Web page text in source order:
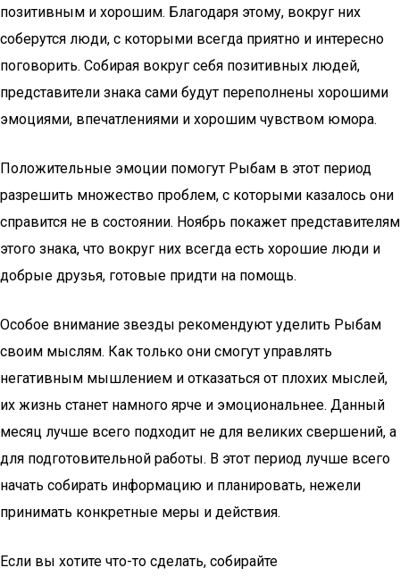
позитивным и хорошим. Благодаря этому, вокруг них
соберутся люди, с которыми всегда приятно и интересно
поговорить. Собирая вокруг себя позитивных людей,
представители знака сами будут переполнены хорошими
эмоциями, впечатлениями и хорошим чувством юмора.
Положительные эмоции помогут Рыбам в этот период
разрешить множество проблем, с которыми казалось они
справится не в состоянии. Ноябрь покажет представителям
этого знака, что вокруг них всегда есть хорошие люди и
добрые друзья, готовые придти на помощь.
Особое внимание звезды рекомендуют уделить Рыбам
своим мыслям. Как только они смогут управлять
негативным мышлением и отказаться от плохих мыслей,
их жизнь станет намного ярче и эмоциональнее. Данный
месяц лучше всего подходит не для великих свершений, а
для подготовительной работы. В этот период лучше всего
начать собирать информацию и планировать, нежели
принимать конкретные меры и действия.
Если вы хотите что-то сделать, собирайте